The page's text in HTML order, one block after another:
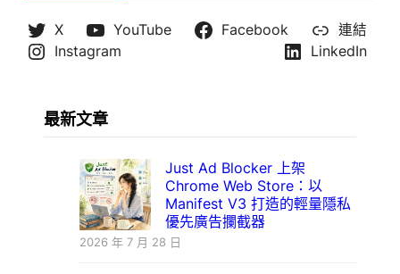
X YouTube Facebook
連結
Instagram
LinkedIn
最新文章
Just Ad Blocker 上架
Chrome Web Store：以
Manifest V3 打造的輕量隱私
優先廣告攔截器
2026 年 7 月 28 日